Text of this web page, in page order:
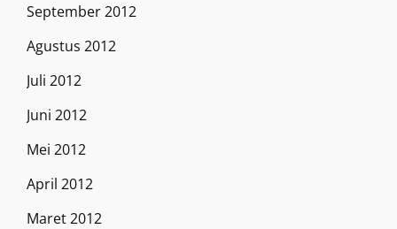
September 2012
Agustus 2012
Juli 2012
Juni 2012
Mei 2012
April 2012
Maret 2012